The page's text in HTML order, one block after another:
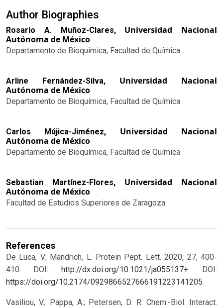
Author Biographies
Rosario A. Muñoz-Clares, Universidad Nacional
Autónoma de México
Departamento de Bioquímica, Facultad de Química
Arline Fernández-Silva, Universidad Nacional
Autónoma de México
Departamento de Bioquímica, Facultad de Química
Carlos Mújica-Jiménez, Universidad Nacional
Autónoma de México
Departamento de Bioquímica, Facultad de Química
Sebastian Martínez-Flores, Universidad Nacional
Autónoma de México
Facultad de Estudios Superiores de Zaragoza
References
De Luca, V; Mandrich, L. Protein Pept. Lett. 2020, 27, 400-
410. DOI: http://dx.doi.org/10.1021/ja055137+. DOI:
https://doi.org/10.2174/0929866527666191223141205
Vasiliou, V.; Pappa, A.; Petersen, D. R. Chem.-Biol. Interact.